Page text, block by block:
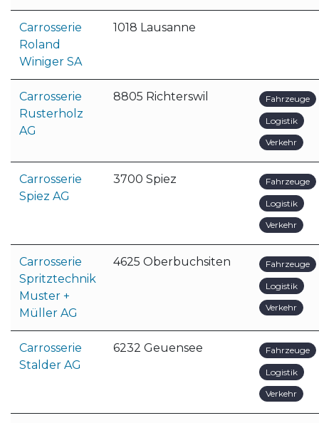
Carrosserie
Roland
Winiger SA
1018 Lausanne
Carrosserie
Rusterholz
AG
8805 Richterswil Fahrzeuge
Logistik
Verkehr
Carrosserie
Spiez AG
3700 Spiez Fahrzeuge
Logistik
Verkehr
Carrosserie
Spritztechnik
Muster +
Müller AG
4625 Oberbuchsiten Fahrzeuge
Logistik
Verkehr
Carrosserie
Stalder AG
6232 Geuensee Fahrzeuge
Logistik
Verkehr